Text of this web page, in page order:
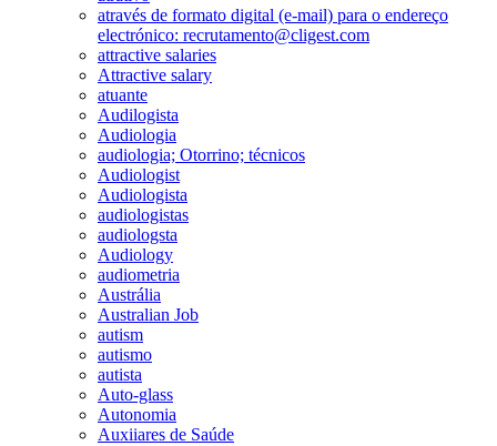
através de formato digital (e-mail) para o endereço
electrónico: recrutamento@cligest.com
attractive salaries
Attractive salary
atuante
Audilogista
Audiologia
audiologia; Otorrino; técnicos
Audiologist
Audiologista
audiologistas
audiologsta
Audiology
audiometria
Austrália
Australian Job
autism
autismo
autista
Auto-glass
Autonomia
Auxiiares de Saúde